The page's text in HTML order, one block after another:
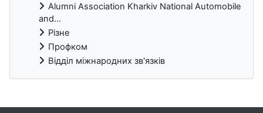
Alumni Association Kharkiv National Automobile
and...
Різне
Профком
Відділ міжнародних зв'язків
Блоки